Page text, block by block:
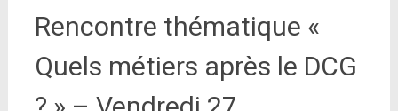
Rencontre thématique «
Quels métiers après le DCG